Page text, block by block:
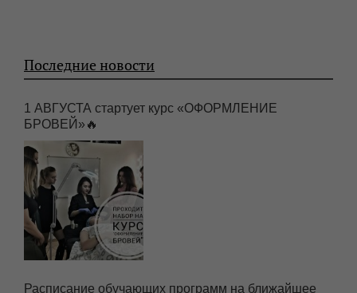
Последние новости
1 АВГУСТА стартует курс «ОФОРМЛЕНИЕ
БРОВЕЙ»🔥